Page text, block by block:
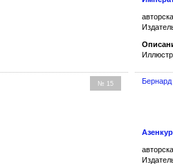
№ 15
Азенкур